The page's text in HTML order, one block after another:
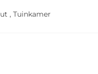
, Tuinkamer